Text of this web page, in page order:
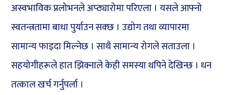
अस्वभाविक प्रलोभनले अप्ठ्यारोमा परिएला । यसले आफ्नो
स्वतन्त्रतामा बाधा पुर्याउन सक्छ । उद्योग तथा व्यापारमा
सामान्य फाइदा मिल्नेछ । साथै सामान्य रोगले सताउला ।
सहयोगीहरूले हात झिक्नाले केही समस्या थपिने देखिन्छ । धन
तत्काल खर्च गर्नुपर्ला ।